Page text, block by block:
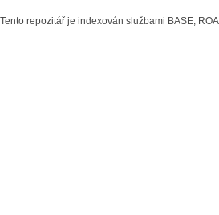
Tento repozitář je indexován službami BASE,